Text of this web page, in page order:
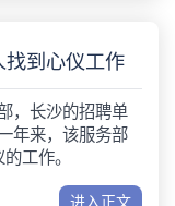
找到心仪工作
，长沙的招聘单
年来，该服务部
工作。
进入正文